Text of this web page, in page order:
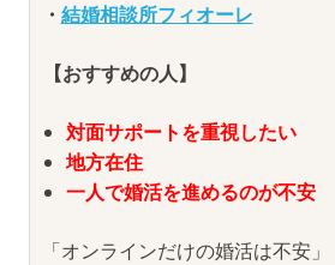
・ 結婚相談所フィオーレ
【おすすめの人】
対面サポートを重視したい
地方在住
一人で婚活を進めるのが不安
「オンラインだけの婚活は不安